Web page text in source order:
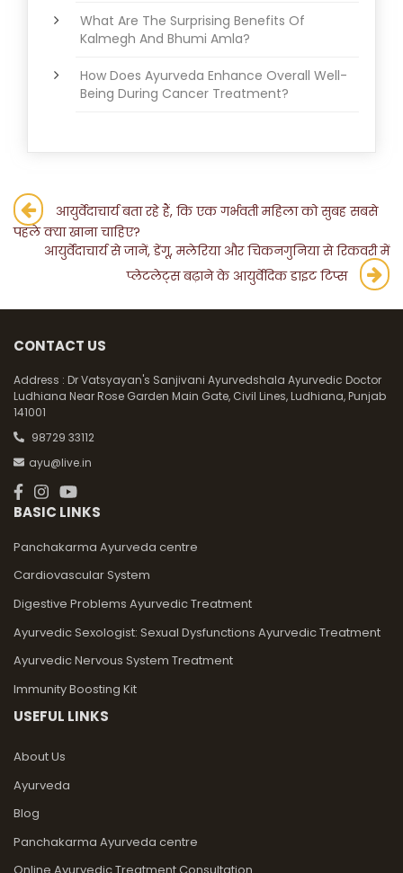
What Are The Surprising Benefits Of
Kalmegh And Bhumi Amla?
How Does Ayurveda Enhance Overall Well-
Being During Cancer Treatment?
Post
navigation
आयुर्वेदाचार्य बता रहे हैं, कि एक गर्भवती महिला को सुबह सबसे
पहले क्या खाना चाहिए?
आयुर्वेदाचार्य से जानें, डेंगू, मलेरिया और चिकनगुनिया से रिकवरी में
प्लेटलेट्स बढ़ाने के आयुर्वेदिक डाइट टिप्स
CONTACT US
Address : Dr Vatsyayan's Sanjivani Ayurvedshala Ayurvedic Doctor
Ludhiana Near Rose Garden Main Gate, Civil Lines, Ludhiana, Punjab
141001
98729 33112
ayu@live.in
BASIC LINKS
Panchakarma Ayurveda centre
Cardiovascular System
Digestive Problems Ayurvedic Treatment
Ayurvedic Sexologist: Sexual Dysfunctions Ayurvedic Treatment
Ayurvedic Nervous System Treatment
Immunity Boosting Kit
USEFUL LINKS
About Us
Ayurveda
Blog
Panchakarma Ayurveda centre